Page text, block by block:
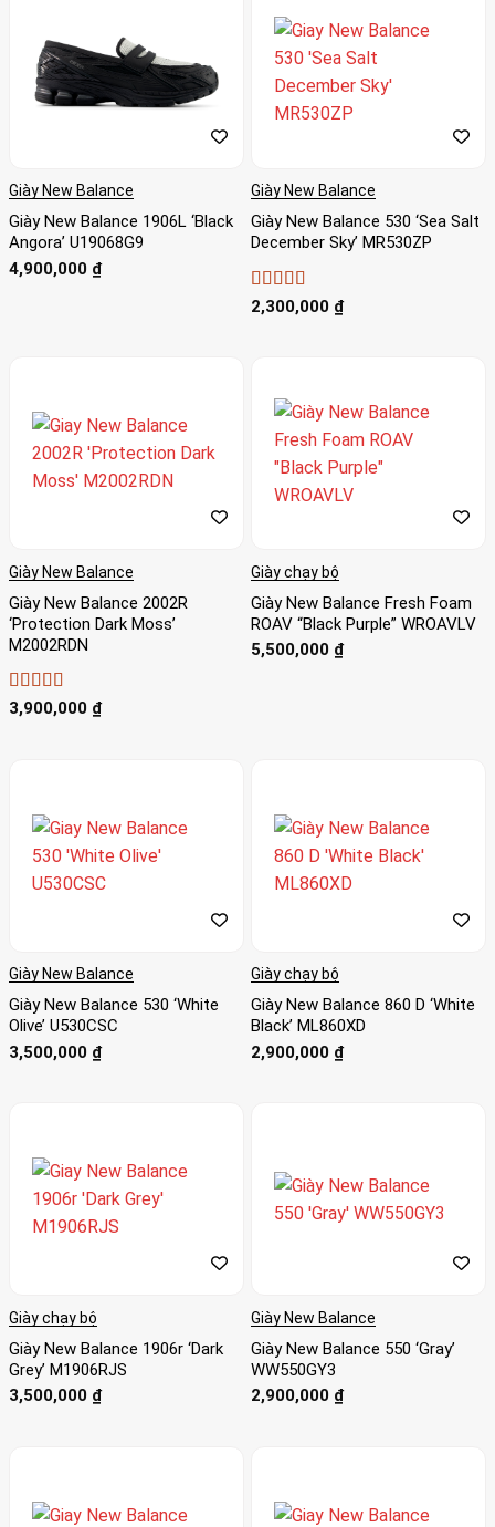
Giày New Balance
Giày New Balance 1906L ‘Black
Angora’ U19068G9
4,900,000 ₫
Giày New Balance
Giày New Balance 530 ‘Sea Salt
December Sky’ MR530ZP
Được xếp
2,300,000 ₫
Giày New Balance
Giày New Balance 2002R
‘Protection Dark Moss’
M2002RDN
Được xếp
3,900,000 ₫
Giày chạy bộ
Giày New Balance Fresh Foam
ROAV “Black Purple” WROAVLV
5,500,000 ₫
Giày New Balance
Giày New Balance 530 ‘White
Olive’ U530CSC
3,500,000 ₫
Giày chạy bộ
Giày New Balance 860 D ‘White
Black’ ML860XD
2,900,000 ₫
Giày chạy bộ
Giày New Balance 1906r ‘Dark
Grey’ M1906RJS
3,500,000 ₫
Giày New Balance
Giày New Balance 550 ‘Gray’
WW550GY3
2,900,000 ₫